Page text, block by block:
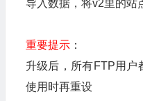
导入数据，将v2里的站
重要提示：
升级后，所有FTP用户
使用时再重设